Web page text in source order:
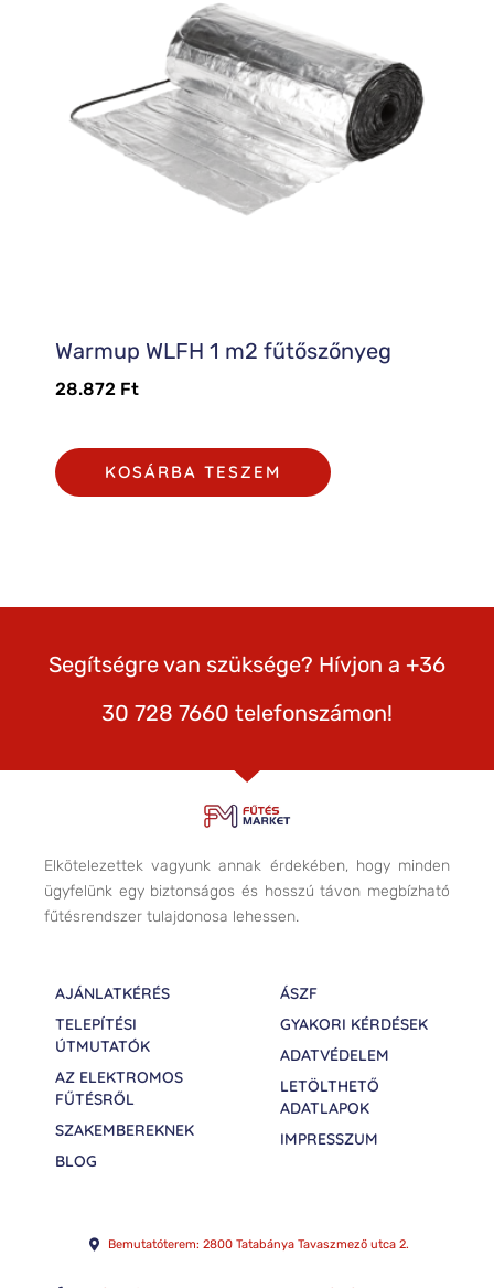
Warmup WLFH 1 m2 fűtőszőnyeg
28.872 Ft
KOSÁRBA TESZEM
Segítségre van szüksége? Hívjon a +36
30 728 7660 telefonszámon!
Elkötelezettek vagyunk annak érdekében, hogy minden
ügyfelünk egy biztonságos és hosszú távon megbízható
fűtésrendszer tulajdonosa lehessen.
AJÁNLATKÉRÉS
TELEPÍTÉSI
ÚTMUTATÓK
AZ ELEKTROMOS
FŰTÉSRŐL
SZAKEMBEREKNEK
BLOG
ÁSZF
GYAKORI KÉRDÉSEK
ADATVÉDELEM
LETÖLTHETŐ
ADATLAPOK
IMPRESSZUM
Bemutatóterem: 2800 Tatabánya Tavaszmező utca 2.